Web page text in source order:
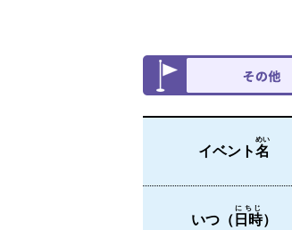
イベント名
めい
いつ（ 日時
にちじ
）